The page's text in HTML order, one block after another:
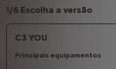
1/6 Escolha a versão
C3 YOU
Principais equipamentos